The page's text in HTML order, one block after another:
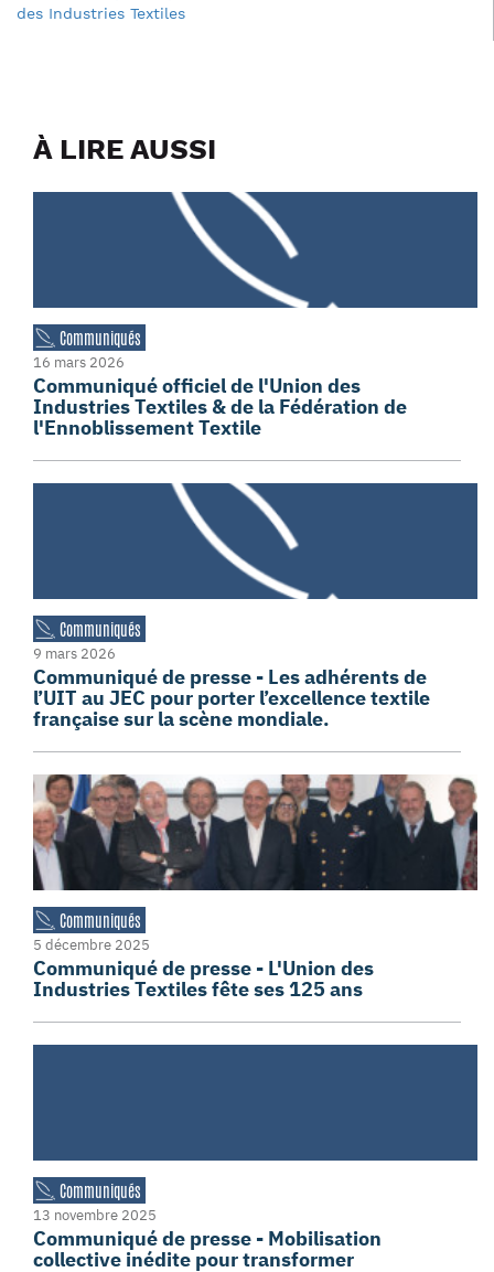
des Industries Textiles
À LIRE AUSSI
Communiqués
16 mars 2026
Communiqué officiel de l'Union des
Industries Textiles & de la Fédération de
l'Ennoblissement Textile
Communiqués
9 mars 2026
Communiqué de presse - Les adhérents de
l’UIT au JEC pour porter l’excellence textile
française sur la scène mondiale.
Communiqués
5 décembre 2025
Communiqué de presse - L'Union des
Industries Textiles fête ses 125 ans
Communiqués
13 novembre 2025
Communiqué de presse - Mobilisation
collective inédite pour transformer